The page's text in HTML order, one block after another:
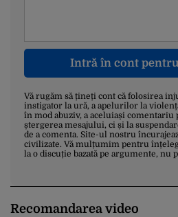
Intră în cont
Vă rugăm să țineți cont că folosirea
instigator la ură, a apelurilor la
în mod abuziv, a aceluiași comentariu
ștergerea mesajului, ci și la
de a comenta. Site-ul nostru
civilizate. Vă mulțumim pentru
la o discuție bazată pe argumente, nu
Recomandarea video